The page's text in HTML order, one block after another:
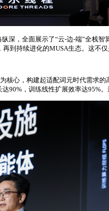
深，全面展示了“云-边-端”全栈
到持续进化的MUSA生态。这不
核心，构建起适配词元时代需求
90%，训练线性扩展效率达95%